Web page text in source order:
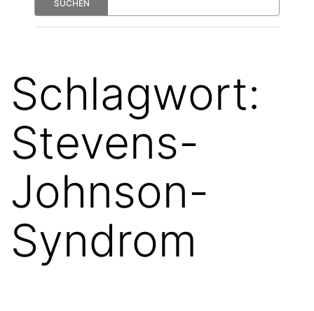
Schlagwort:
Stevens-
Johnson-
Syndrom